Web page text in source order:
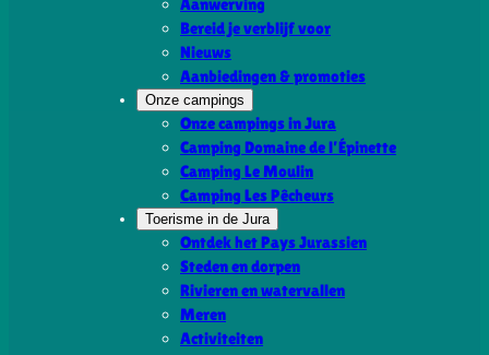
Aanwerving
Bereid je verblijf voor
Nieuws
Aanbiedingen & promoties
Onze campings
Onze campings in Jura
Camping Domaine de l’Épinette
Camping Le Moulin
Camping Les Pêcheurs
Toerisme in de Jura
Ontdek het Pays Jurassien
Steden en dorpen
Rivieren en watervallen
Meren
Activiteiten